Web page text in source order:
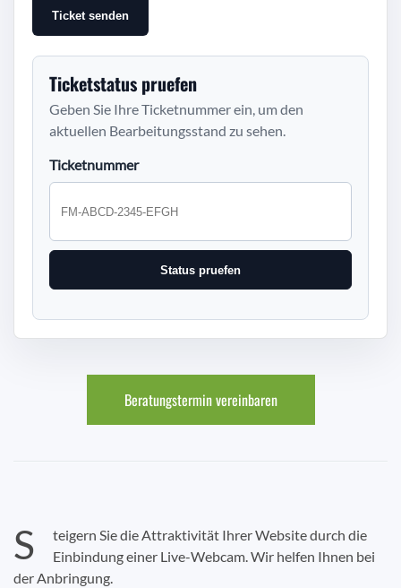
Ticket senden
Ticketstatus pruefen
Geben Sie Ihre Ticketnummer ein, um den
aktuellen Bearbeitungsstand zu sehen.
Ticketnummer
Status pruefen
Beratungstermin vereinbaren
S
teigern Sie die Attraktivität Ihrer Website durch die
Einbindung einer Live-Webcam. Wir helfen Ihnen bei
der Anbringung.